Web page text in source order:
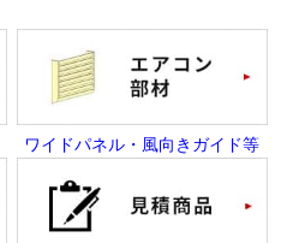
ワイドパネル・風向きガイド等